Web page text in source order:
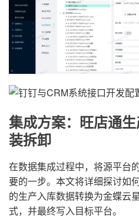
集成方案：旺店通
装拆卸
在数据集成过程中，将源平台
要的一步。本文将详细探讨如
的生产入库数据转换为金蝶云
式，并最终写入目标平台。